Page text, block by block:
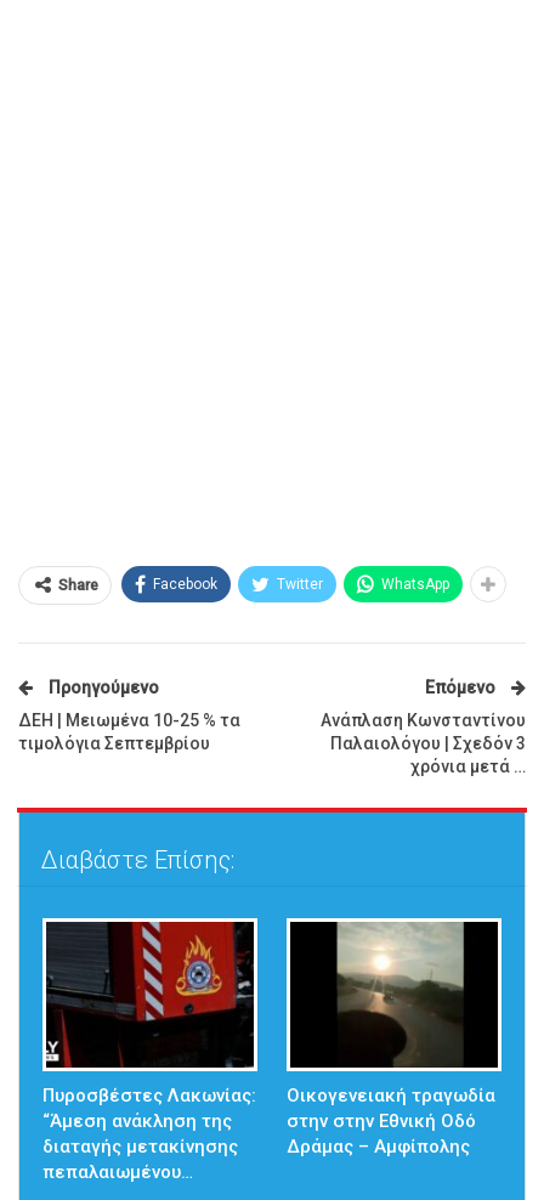
Share Facebook Twitter WhatsApp
Προηγούμενο
ΔΕΗ | Μειωμένα 10-25 % τα
τιμολόγια Σεπτεμβρίου
Επόμενο
Ανάπλαση Κωνσταντίνου
Παλαιολόγου | Σχεδόν 3
χρόνια μετά …
Διαβάστε Επίσης:
Πυροσβέστες Λακωνίας:
“Άμεση ανάκληση της
διαταγής μετακίνησης
πεπαλαιωμένου…
Οικογενειακή τραγωδία
στην στην Εθνική Οδό
Δράμας – Αμφίπολης